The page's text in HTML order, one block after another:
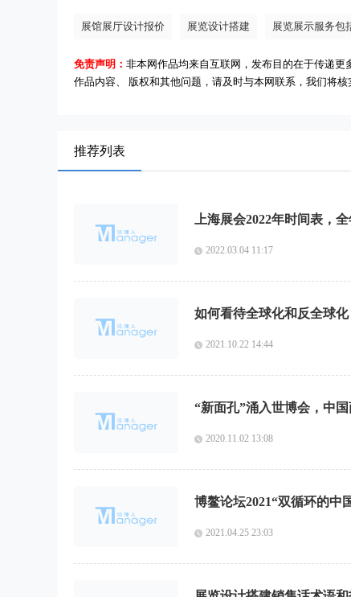
展馆展厅设计报价 展览设计搭建 展览展示服务包
免责声明： 非本网作品均来自互联网，发布目的在于传递
作品内容、 版权和其他问题，请及时与本网联系，我们将
推荐列表
上海展会2022年时间表，
2022.03.04 11:17
如何看待全球化和反全球
2021.10.22 14:44
“新面孔”涌入世博会，中
2020.11.02 13:08
2021.04.25 23:03